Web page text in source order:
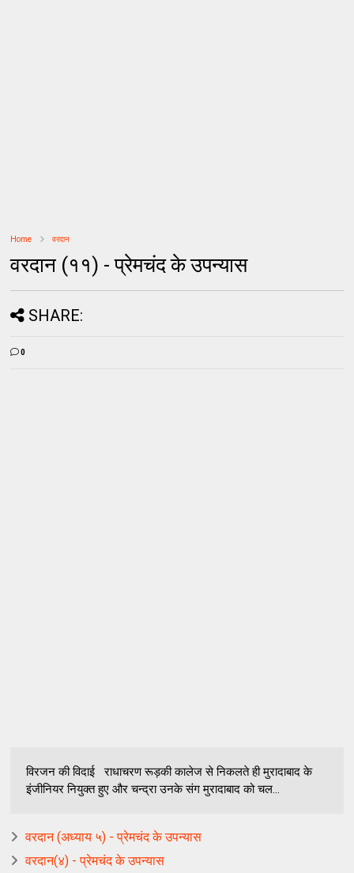
Home वरदान
वरदान (११) - प्रेमचंद के उपन्यास
SHARE:
0
विरजन की विदाई राधाचरण रूड़की कालेज से निकलते ही मुरादाबाद के
इंजीनियर नियुक्त हुए और चन्द्रा उनके संग मुरादाबाद को चल...
वरदान (अध्याय ५) - प्रेमचंद के उपन्यास
वरदान(४) - प्रेमचंद के उपन्यास